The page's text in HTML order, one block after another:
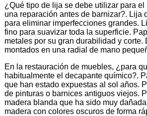
¿Qué tipo de lija se debe utilizar para
una reparación antes de barnizar?. Lija
para eliminar imperfecciones grandes.
fino para suavizar toda la superficie.
metales por su gran durabilidad y corte.
montados en una radial de mano
En la restauración de muebles, ¿para
habitualmente el decapante químico?.
que han estado expuestas al sol años.
de pinturas o barnices antiguos viejos.
madera blanda que ha sido muy
madera con colores oscuros de forma